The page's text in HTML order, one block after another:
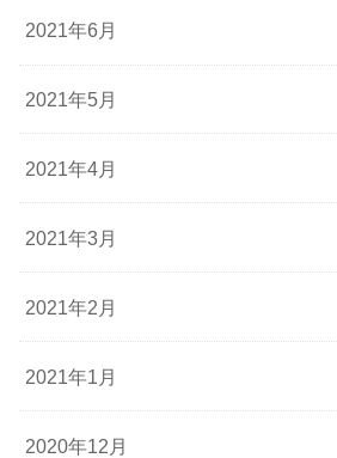
2021年6月
2021年5月
2021年4月
2021年3月
2021年2月
2021年1月
2020年12月